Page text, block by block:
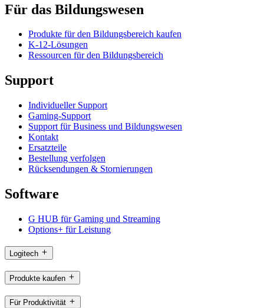
Für das Bildungswesen
Produkte für den Bildungsbereich kaufen
K-12-Lösungen
Ressourcen für den Bildungsbereich
Support
Individueller Support
Gaming-Support
Support für Business und Bildungswesen
Kontakt
Ersatzteile
Bestellung verfolgen
Rücksendungen & Stornierungen
Software
G HUB für Gaming und Streaming
Options+ für Leistung
Logitech
Produkte kaufen
Für Produktivität